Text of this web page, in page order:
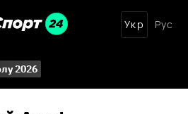
Укр Рус
2026